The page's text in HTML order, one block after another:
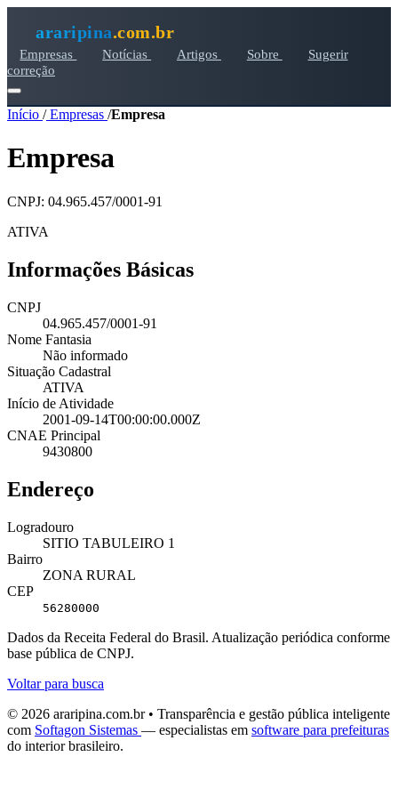
araripina.com.br
Empresas Notícias Artigos Sobre
Sugerir
correção
Início /Empresas /Empresa
Empresa
CNPJ: 04.965.457/0001-91
ATIVA
Informações Básicas
CNPJ
04.965.457/0001-91
Nome Fantasia
Não informado
Situação Cadastral
ATIVA
Início de Atividade
2001-09-14T00:00:00.000Z
CNAE Principal
9430800
Endereço
Logradouro
SITIO TABULEIRO 1
Bairro
ZONA RURAL
CEP
56280000
Dados da Receita Federal do Brasil. Atualização periódica conforme
base pública de CNPJ.
Voltar para busca
© 2026 araripina.com.br • Transparência e gestão pública inteligente
com Softagon Sistemas — especialistas em software para prefeituras
do interior brasileiro.